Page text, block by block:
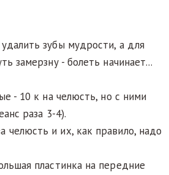
зубы мудрости, а для
замерзну - болеть начинает...
- 10 к на челюсть, но с ними
раза 3-4).
челюсть и их, как правило, надо
пластинка на передние